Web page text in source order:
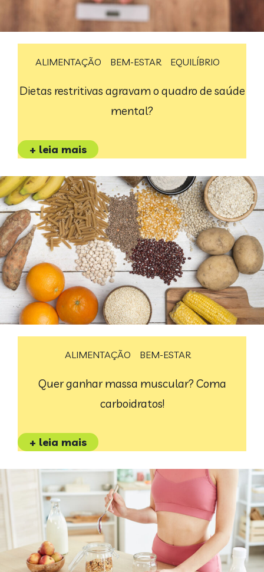
ALIMENTAÇÃO BEM-ESTAR EQUILÍBRIO
Dietas restritivas agravam o quadro de saúde
mental?
+ leia mais
ALIMENTAÇÃO BEM-ESTAR
Quer ganhar massa muscular? Coma
carboidratos!
+ leia mais